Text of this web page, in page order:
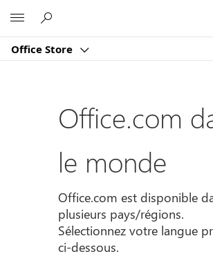
Office Store
Office.com
le monde
Office.com est disponible
plusieurs pays/régions.
Sélectionnez votre langue
ci-dessous.